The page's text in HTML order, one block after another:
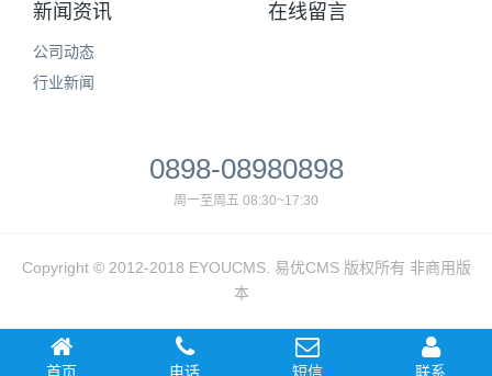
新闻资讯
公司动态
行业新闻
在线留言
0898-08980898
周一至周五 08:30~17:30
Copyright © 2012-2018 EYOUCMS. 易优CMS 版权所有 非商用版
本
首页 电话 短信 联系